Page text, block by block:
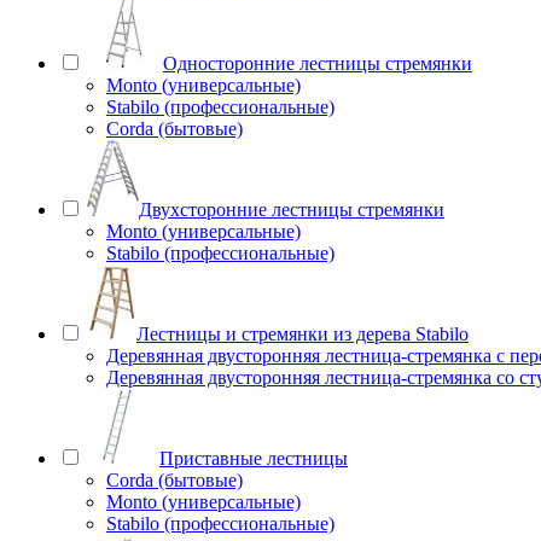
Односторонние лестницы стремянки
Monto (универсальные)
Stabilo (профессиональные)
Corda (бытовые)
Двухсторонние лестницы стремянки
Monto (универсальные)
Stabilo (профессиональные)
Лестницы и стремянки из дерева Stabilo
Деревянная двусторонняя лестница-стремянка с
Деревянная двусторонняя лестница-стремянка со
Приставные лестницы
Corda (бытовые)
Monto (универсальные)
Stabilo (профессиональные)